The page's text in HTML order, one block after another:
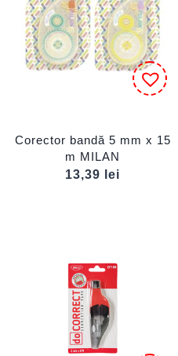
Corector bandă 5 mm x 15
m MILAN
13,39
lei